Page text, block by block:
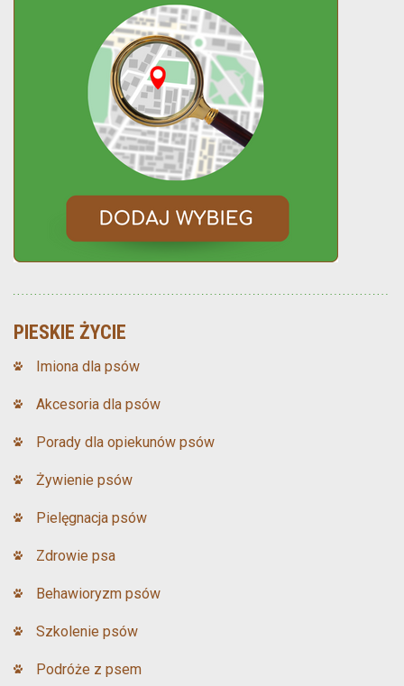
PIESKIE ŻYCIE
Imiona dla psów
Akcesoria dla psów
Porady dla opiekunów psów
Żywienie psów
Pielęgnacja psów
Zdrowie psa
Behawioryzm psów
Szkolenie psów
Podróże z psem